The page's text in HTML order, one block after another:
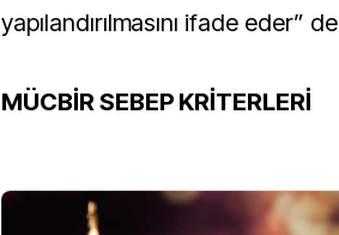
yapılandırılmasını ifade eder”
MÜCBİR SEBEP KRİTERLERİ